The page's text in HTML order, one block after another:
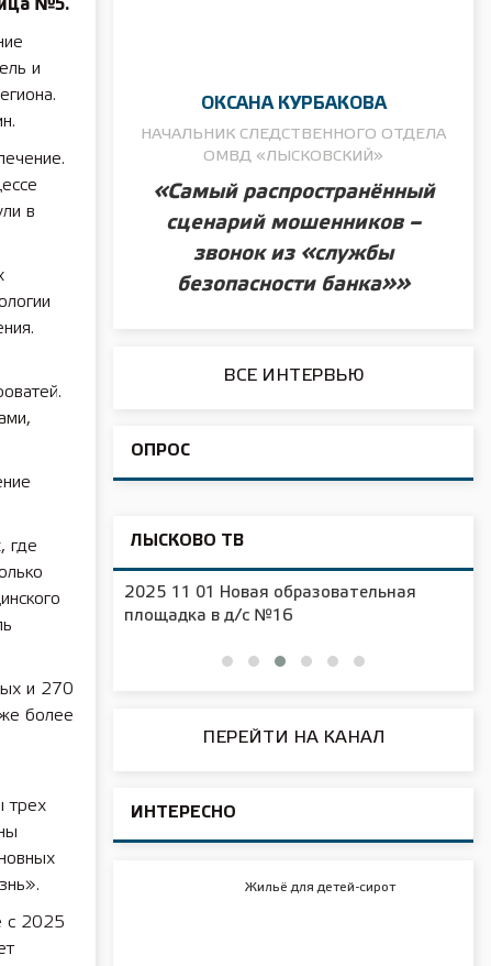
№5.
и
в
где
и 270
более
трех
с 2025
ОКСАНА КУРБАКОВА
НАЧАЛЬНИК СЛЕДСТВЕННОГО ОТДЕЛА
ОМВД «ЛЫСКОВСКИЙ»
«Самый распространённый
сценарий мошенников –
звонок из «службы
безопасности банка»»
ВСЕ ИНТЕРВЬЮ
ОПРОС
ЛЫСКОВО ТВ
2025 11 01 Новая образовательная
площадка в д/с №16
ПЕРЕЙТИ НА КАНАЛ
ИНТЕРЕСНО
Жильё для детей-сирот